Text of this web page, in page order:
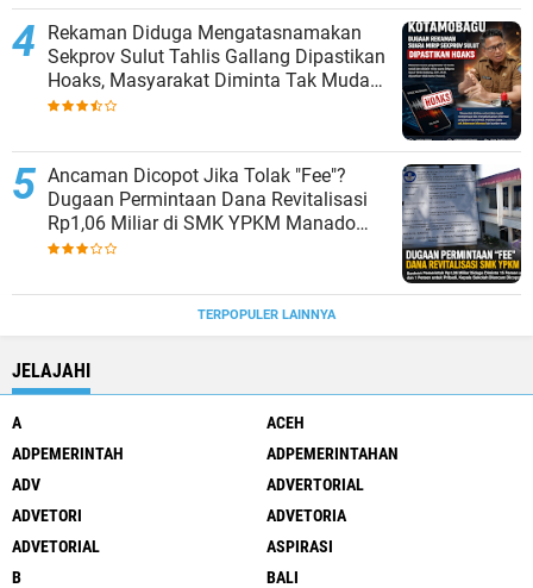
Rekaman Diduga Mengatasnamakan
Sekprov Sulut Tahlis Gallang Dipastikan
Hoaks, Masyarakat Diminta Tak Mudah
Percaya
Ancaman Dicopot Jika Tolak "Fee"?
Dugaan Permintaan Dana Revitalisasi
Rp1,06 Miliar di SMK YPKM Manado
Berpotensi Terseret Kasus Tipikor
TERPOPULER LAINNYA
JELAJAHI
A
ACEH
ADPEMERINTAH
ADPEMERINTAHAN
ADV
ADVERTORIAL
ADVETORI
ADVETORIA
ADVETORIAL
ASPIRASI
B
BALI